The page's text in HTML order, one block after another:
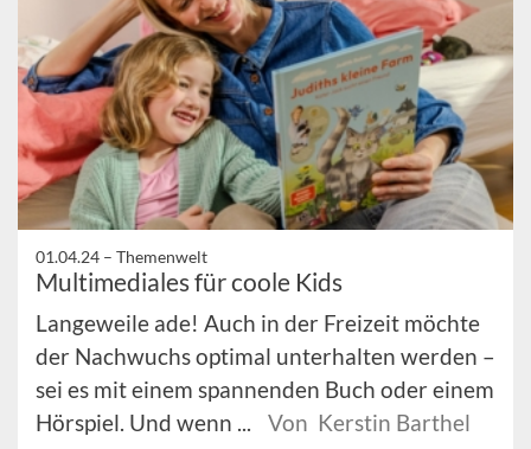
01.04.24 – Themenwelt
Multimediales für coole Kids
Langeweile ade! Auch in der Freizeit möchte
der Nachwuchs optimal unterhalten werden –
sei es mit einem spannenden Buch oder einem
Hörspiel. Und wenn ...
Von Kerstin Barthel